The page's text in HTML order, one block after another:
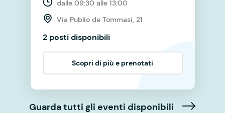
dalle 09:30 alle 13:00
Via Publio de Tommasi, 21
2 posti disponibili
Scopri di più e prenotati
Guarda tutti gli eventi disponibili